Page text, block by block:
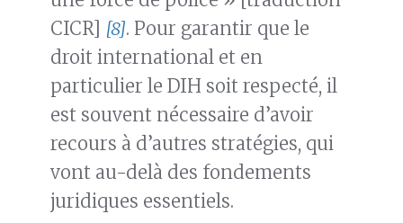
CICR] [8]. Pour garantir que le
droit international et en
particulier le DIH soit respecté, il
est souvent nécessaire d’avoir
recours à d’autres stratégies, qui
vont au-delà des fondements
juridiques essentiels.